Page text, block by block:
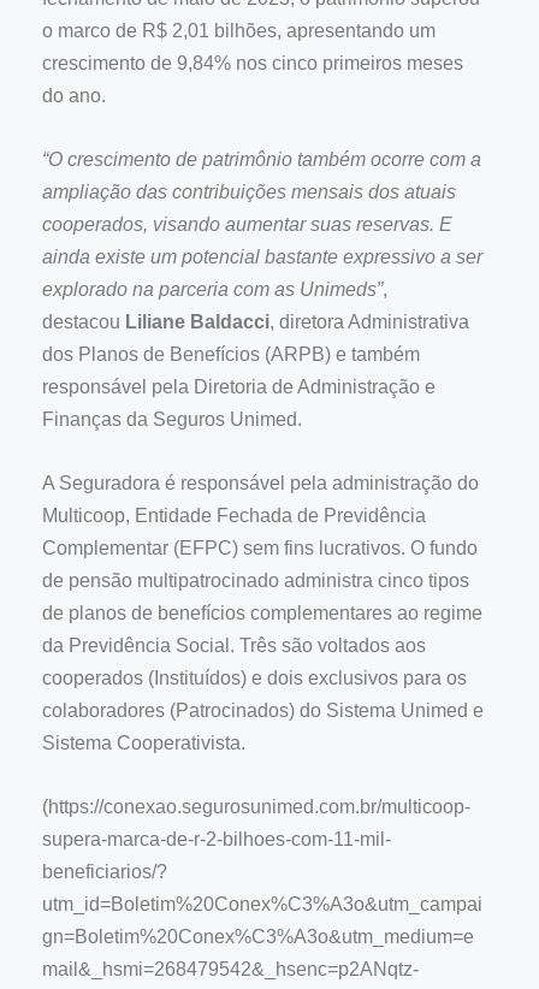
o marco de R$ 2,01 bilhões, apresentando um
crescimento de 9,84% nos cinco primeiros meses
do ano.
“O crescimento de patrimônio também ocorre com a
ampliação das contribuições mensais dos atuais
cooperados, visando aumentar suas reservas. E
ainda existe um potencial bastante expressivo a ser
explorado na parceria com as Unimeds”,
destacou Liliane Baldacci, diretora Administrativa
dos Planos de Benefícios (ARPB) e também
responsável pela Diretoria de Administração e
Finanças da Seguros Unimed.
A Seguradora é responsável pela administração do
Multicoop, Entidade Fechada de Previdência
Complementar (EFPC) sem fins lucrativos. O fundo
de pensão multipatrocinado administra cinco tipos
de planos de benefícios complementares ao regime
da Previdência Social. Três são voltados aos
cooperados (Instituídos) e dois exclusivos para os
colaboradores (Patrocinados) do Sistema Unimed e
Sistema Cooperativista.
(https://conexao.segurosunimed.com.br/multicoop-
supera-marca-de-r-2-bilhoes-com-11-mil-
beneficiarios/?
utm_id=Boletim%20Conex%C3%A3o&utm_campai
gn=Boletim%20Conex%C3%A3o&utm_medium=e
mail&_hsmi=268479542&_hsenc=p2ANqtz-